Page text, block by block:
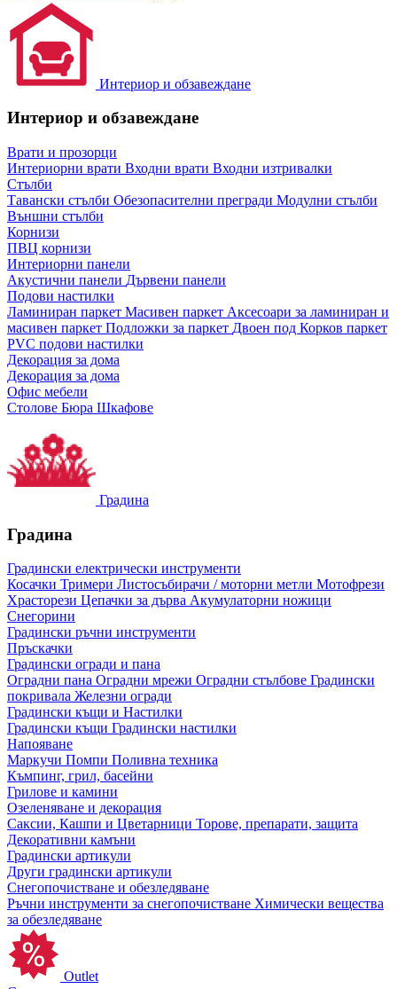
Интериор и обзавеждане
Интериор и обзавеждане
Врати и прозорци
Интериорни врати Входни врати Входни изтривалки
Стълби
Тавански стълби Обезопасителни прегради Модулни стълби
Външни стълби
Корнизи
ПВЦ корнизи
Интериорни панели
Акустични панели Дървени панели
Подови настилки
Ламиниран паркет Масивен паркет Аксесоари за ламиниран и
масивен паркет Подложки за паркет Двоен под Корков паркет
PVC подови настилки
Декорация за дома
Декорация за дома
Офис мебели
Столове Бюра Шкафове
Градина
Градина
Градински електрически инструменти
Косачки Тримери Листосъбирачи / моторни метли Мотофрези
Храсторези Цепачки за дърва Акумулаторни ножици
Снегорини
Градински ръчни инструменти
Пръскачки
Градински огради и пана
Оградни пана Оградни мрежи Оградни стълбове Градински
покривала Железни огради
Градински къщи и Настилки
Градински къщи Градински настилки
Напояване
Маркучи Помпи Поливна техника
Къмпинг, грил, басейни
Грилове и камини
Озеленяване и декорация
Саксии, Кашпи и Цветарници Торове, препарати, защита
Декоративни камъни
Градински артикули
Други градински артикули
Снегопочистване и обезледяване
Ръчни инструменти за снегопочистване Химически вещества
за обезледяване
Outlet